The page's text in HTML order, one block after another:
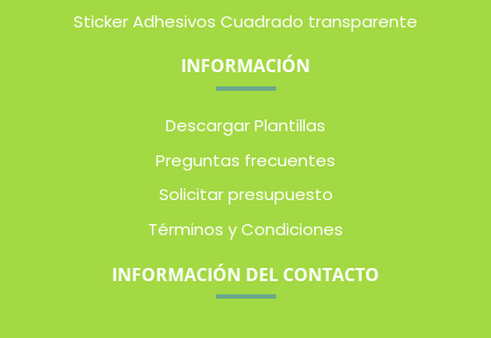
Sticker Adhesivos Cuadrado transparente
INFORMACIÓN
Descargar Plantillas
Preguntas frecuentes
Solicitar presupuesto
Términos y Condiciones
INFORMACIÓN DEL CONTACTO